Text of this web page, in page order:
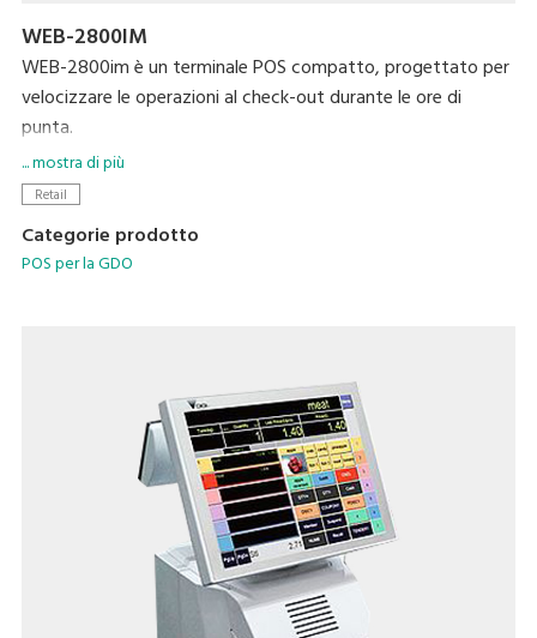
WEB-2800IM
WEB-2800im è un terminale POS compatto, progettato per
velocizzare le operazioni al check-out durante le ore di
punta.
- Ottima visibilità sullo schermo a 15’’
- Stampante termica con velocità max. di 300 mm/sec
- Tastiera waterproof
- Le applicazioni di sistema MaxPOS e MaxChain permettono
... mostra di più
Retail
Categorie prodotto
POS per la GDO